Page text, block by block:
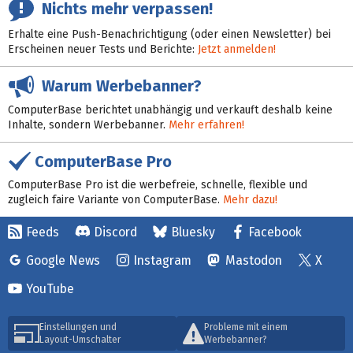
Nichts mehr verpassen!
Erhalte eine Push-Benachrichtigung (oder einen Newsletter) bei
Erscheinen neuer Tests und Berichte: Jetzt anmelden!
Warum Werbebanner?
ComputerBase berichtet unabhängig und verkauft deshalb keine
Inhalte, sondern Werbebanner. Mehr erfahren!
ComputerBase Pro
ComputerBase Pro ist die werbefreie, schnelle, flexible und
zugleich faire Variante von ComputerBase. Mehr dazu!
Feeds Discord Bluesky
Facebook
Google News
Instagram Mastodon
X
YouTube
Einstellungen und
Layout-Umschalter
Probleme mit einem
Werbebanner?